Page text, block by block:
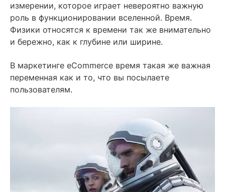
измерении, которое играет невероятно важную
роль в функционировании вселенной. Время.
Физики относятся к времени так же внимательно
и бережно, как к глубине или ширине.
В маркетинге eCommerce время такая же важная
переменная как и то, что вы посылаете
пользователям.